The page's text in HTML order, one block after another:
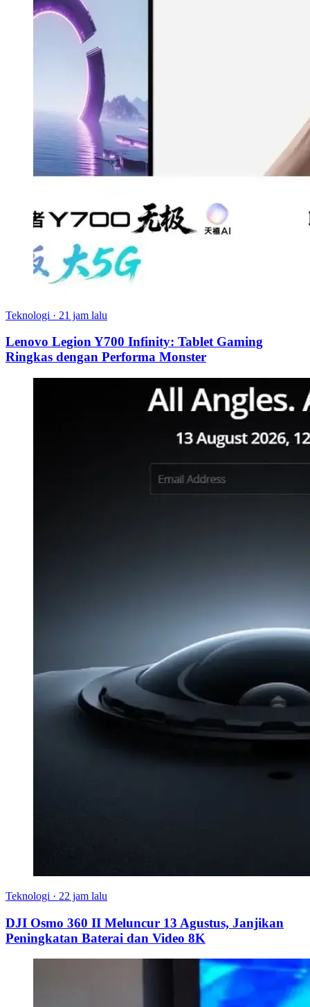
Teknologi · 21 jam lalu
Lenovo Legion Y700 Infinity: Tablet Gaming
Ringkas dengan Performa Monster
Teknologi · 22 jam lalu
DJI Osmo 360 II Meluncur 13 Agustus, Janjikan
Peningkatan Baterai dan Video 8K